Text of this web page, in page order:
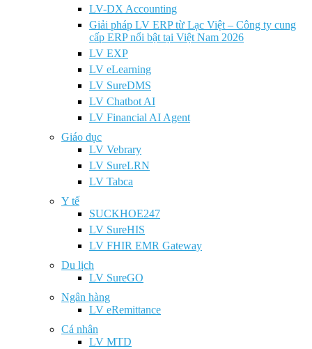
LV-DX Accounting
Giải pháp LV ERP từ Lạc Việt – Công ty cung
cấp ERP nổi bật tại Việt Nam 2026
LV EXP
LV eLearning
LV SureDMS
LV Chatbot AI
LV Financial AI Agent
Giáo dục
LV Vebrary
LV SureLRN
LV Tabca
Y tế
SUCKHOE247
LV SureHIS
LV FHIR EMR Gateway
Du lịch
LV SureGO
Ngân hàng
LV eRemittance
Cá nhân
LV MTD